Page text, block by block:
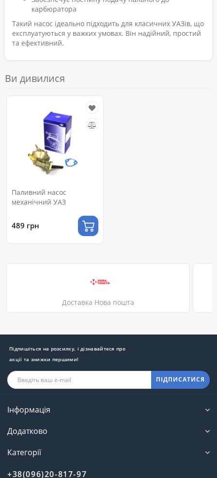
карбюратора
Такий насос ідеально підходить для класичних УАЗів, що
експлуатуються у важких умовах. Він надійний, простий
та ефективний.
Ви дивилися
Паливний насос
механічний УАЗ
489 грн
Доставка Нова пошта
Підпишіться на розсилку, і дізнавайтеся про
акції та знижки першими!
ПІДПИСАТИСЯ
Інформація
Додатково
Категорії
+38(096)20-817-97